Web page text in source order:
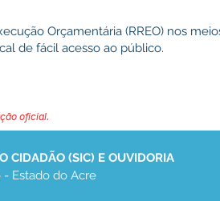
Orçamentária (RREO) nos
de fácil acesso ao público.
oficial.
CIDADÃO (SIC) E OUVIDORIA
- Estado do Acre